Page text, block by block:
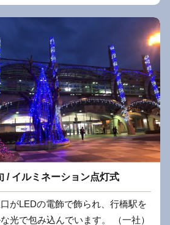
/ イルミネーション点灯式
がLEDの電飾で飾られ、行橋駅を
光で包み込んでいます。 （一社）